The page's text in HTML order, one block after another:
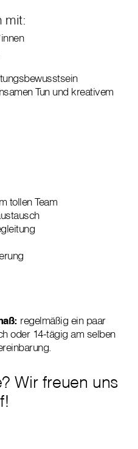
mit:
Tun und kreativem
tollen Team
regelmäßig ein paar
oder 14-tägig am selben
Wir freuen uns